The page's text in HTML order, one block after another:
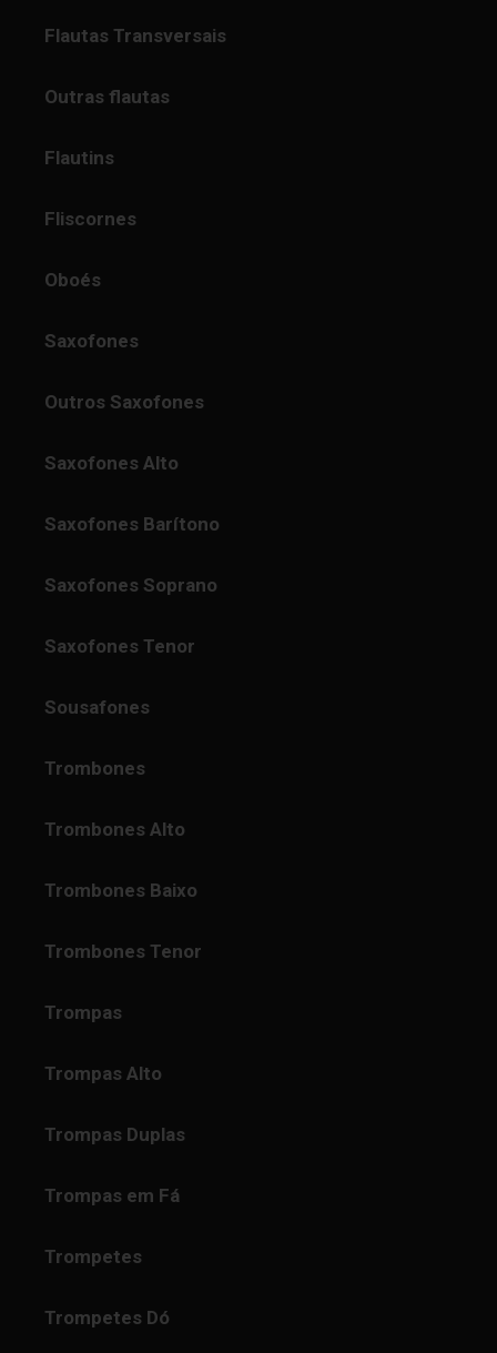
Flautas Transversais
Outras flautas
Flautins
Fliscornes
Oboés
Saxofones
Outros Saxofones
Saxofones Alto
Saxofones Barítono
Saxofones Soprano
Saxofones Tenor
Sousafones
Trombones
Trombones Alto
Trombones Baixo
Trombones Tenor
Trompas
Trompas Alto
Trompas Duplas
Trompas em Fá
Trompetes
Trompetes Dó